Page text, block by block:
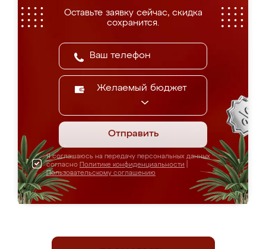
Оставьте заявку сейчас, скидка
сохранится.
Желаемый бюджет
Отправить
Я соглашаюсь на передачу персональных данных
согласно Политике конфиденциальности
Пользовательскому соглашению